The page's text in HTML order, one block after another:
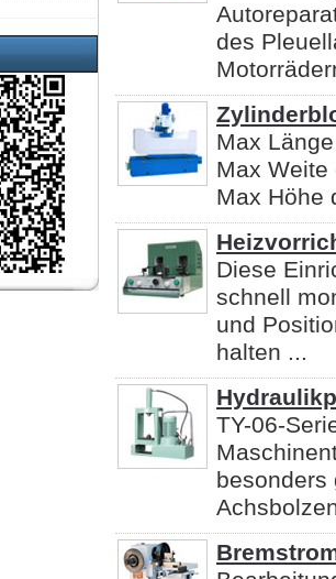
des
Max
Max
Max Höhe
Diese
schnell
und
halten ...
TY-06-
besonders